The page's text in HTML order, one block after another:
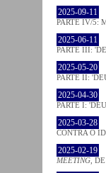
2025-09-11
PARTE IV/5:
2025-06-11
PARTE III:
2025-05-20
PARTE II:
2025-04-30
PARTE I:
2025-03-28
CONTRA O
2025-02-19
MEETING ,